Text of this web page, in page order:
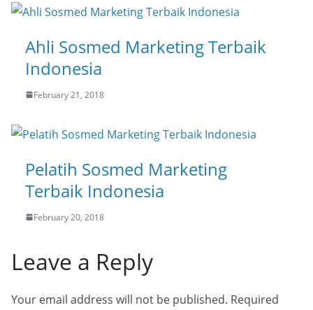
Ahli Sosmed Marketing Terbaik
Indonesia
February 21, 2018
Pelatih Sosmed Marketing
Terbaik Indonesia
February 20, 2018
Leave a Reply
Your email address will not be published. Required